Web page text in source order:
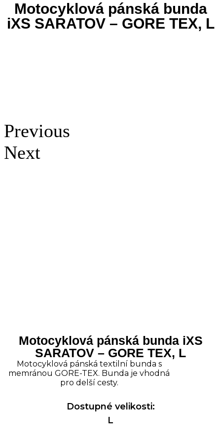
Motocyklová pánská bunda
iXS SARATOV – GORE TEX, L
Previous
Next
Motocyklová pánská bunda iXS
SARATOV – GORE TEX, L
Motocyklová pánská textilní bunda s
memránou GORE-TEX. Bunda je vhodná
pro delší cesty.
Dostupné velikosti:
L